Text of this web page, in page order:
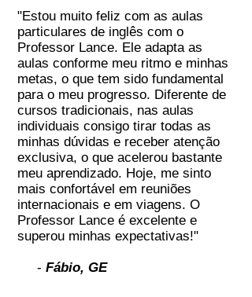
"Estou muito feliz com as aulas
particulares de inglês com o
Professor Lance. Ele adapta as
aulas conforme meu ritmo e minhas
metas, o que tem sido fundamental
para o meu progresso. Diferente de
cursos tradicionais, nas aulas
individuais consigo tirar todas as
minhas dúvidas e receber atenção
exclusiva, o que acelerou bastante
meu aprendizado. Hoje, me sinto
mais confortável em reuniões
internacionais e em viagens. O
Professor Lance é excelente e
superou minhas expectativas!"
- Fábio, GE